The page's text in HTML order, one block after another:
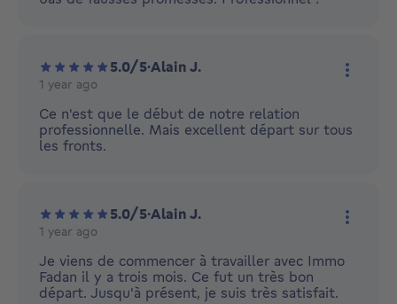
Bref, IMMO FADAN vous conseille, vous oriente et
vous décharge de vos soucis de vendeur, d’acheteur
ou de bailleur.
En optimisant votre gestion locative ou votre
politique de vente, vous rentabiliserez bien plus vos
5.0/5·Alain J.
1 year ago
Ce n'est que le début de notre relation
professionnelle. Mais excellent départ sur tous
les fronts.
5.0/5·Alain J.
1 year ago
Je viens de commencer à travailler avec Immo
Fadan il y a trois mois. Ce fut un très bon
départ. Jusqu'à présent, je suis très satisfait.